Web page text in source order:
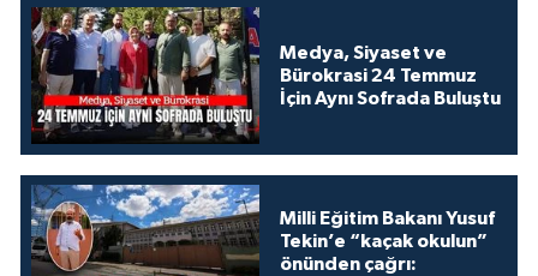
Medya, Siyaset ve
Bürokrasi 24 Temmuz
İçin Aynı Sofrada Buluştu
Milli Eğitim Bakanı Yusuf
Tekin’e “kaçak okulun”
önünden çağrı: